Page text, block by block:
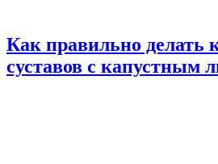
Как правильно делать
суставов с капустным